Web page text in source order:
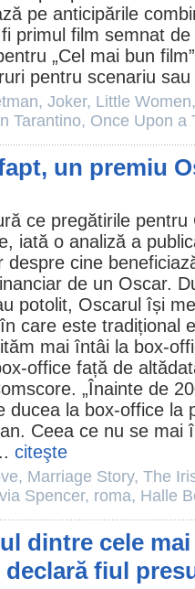
pe anticipările
primul film semnat
„Cel mai bun film
pentru scenariu
, Joker, Little Women
Tarantino, Once Upon a
un premiu
ce pregătirile
iată o analiză a
despre cine
de un Oscar.
potolit, Oscarul își
care este tradițional
mai întâi la box-
office față de
„Înainte de
ducea la box-office la
Ceea ce nu se mai
citeşte
, Marriage Story, The
Spencer, roma, Halle
dintre cele
declară fiul